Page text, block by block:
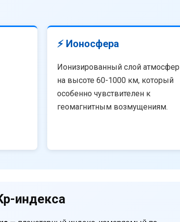
⚡ Ионосфера
Ионизированный слой
на высоте 60-1000 км, который
особенно чувствителен к
геомагнитным возмущениям.
индекса